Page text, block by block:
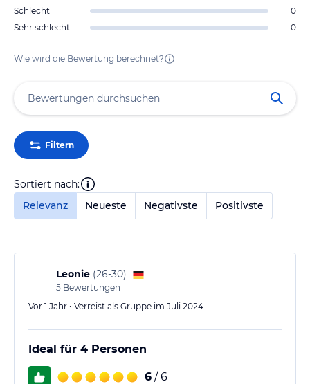
Schlecht
0
Sehr schlecht
0
Wie wird die Bewertung berechnet?
Filtern
Sortiert nach:
Relevanz
Neueste Negativste Positivste
Leonie (26-30)
5 Bewertungen
Vor 1 Jahr • Verreist als Gruppe im Juli 2024
Ideal für 4 Personen
6 / 6